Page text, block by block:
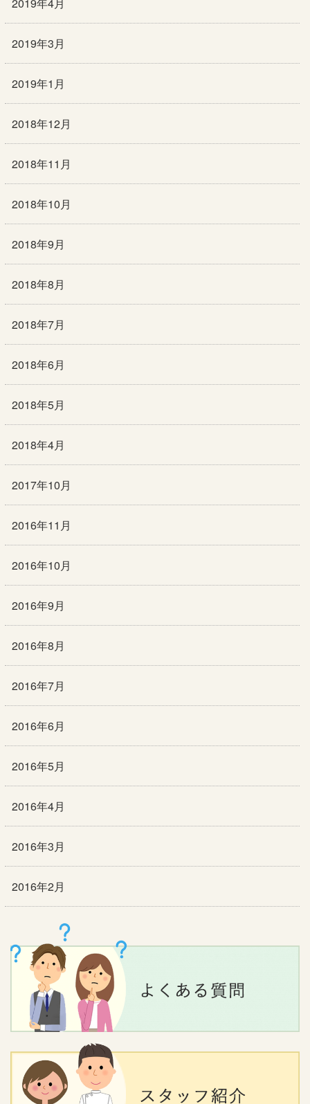
2019年4月
2019年3月
2019年1月
2018年12月
2018年11月
2018年10月
2018年9月
2018年8月
2018年7月
2018年6月
2018年5月
2018年4月
2017年10月
2016年11月
2016年10月
2016年9月
2016年8月
2016年7月
2016年6月
2016年5月
2016年4月
2016年3月
2016年2月